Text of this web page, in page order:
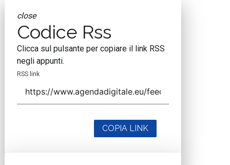
close
Codice Rss
Clicca sul pulsante per copiare il link RSS
negli appunti.
RSS link
COPIA LINK